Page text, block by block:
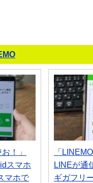
！」
スマホ
マホで
「
LINEが通
ギガフリ